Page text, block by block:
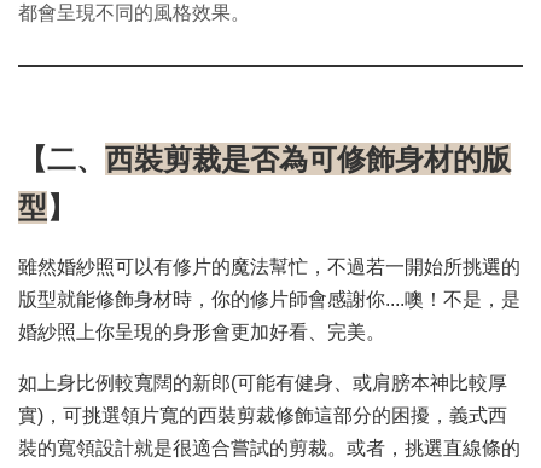
都會呈現不同的風格效果。
【二、 西裝剪裁是否為可修飾身材的版
型】
雖然婚紗照可以有修片的魔法幫忙，不過若一開始所挑選的
版型就能修飾身材時，你的修片師會感謝你....噢！不是，是
婚紗照上你呈現的身形會更加好看、完美。
如上身比例較寬闊的新郎(可能有健身、或肩膀本神比較厚
實)，可挑選領片寬的西裝剪裁修飾這部分的困擾，義式西
裝的寬領設計就是很適合嘗試的剪裁。或者，挑選直線條的